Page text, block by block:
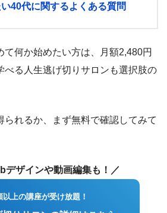
40代に関するよくある質問
て何か始めたい方は、月額2,480円
べる人生逃げ切りサロンも選択肢の
られるか、まず無料で確認してみて
デザインや動画編集も！／
以上の講座が受け放題！